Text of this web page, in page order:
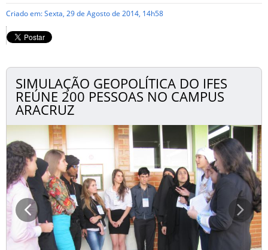
Criado em: Sexta, 29 de Agosto de 2014, 14h58
SIMULAÇÃO GEOPOLÍTICA DO IFES
REÚNE 200 PESSOAS NO CAMPUS
ARACRUZ